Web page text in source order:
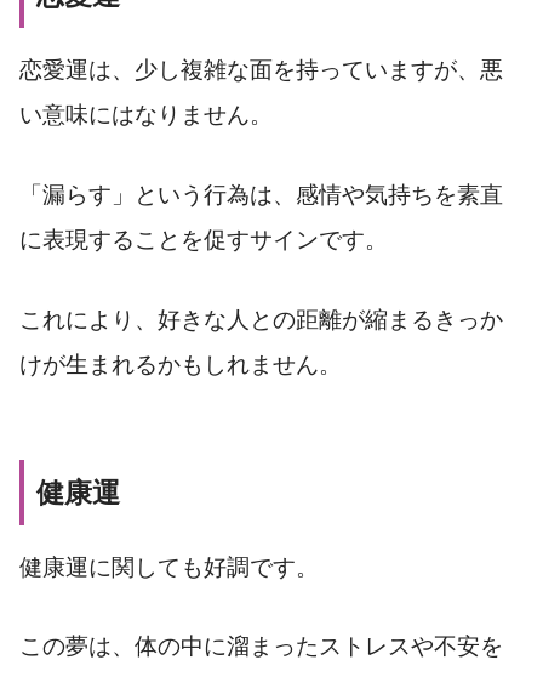
恋愛運は、少し複雑な面を持っていますが、悪
い意味にはなりません。
「漏らす」という行為は、感情や気持ちを素直
に表現することを促すサインです。
これにより、好きな人との距離が縮まるきっか
けが生まれるかもしれません。
健康運
健康運に関しても好調です。
この夢は、体の中に溜まったストレスや不安を